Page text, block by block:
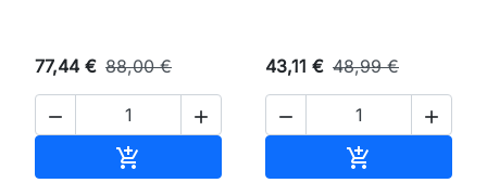
77,44 € 88,00 €
 

43,11 € 48,99 €
 
